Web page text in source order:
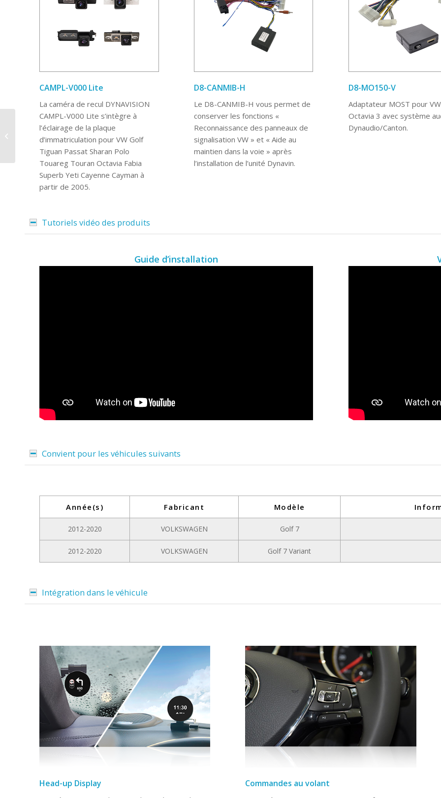
CAMPL-V000 Lite
La caméra de recul DYNAVISION
CAMPL-V000 Lite s’intègre à
l’éclairage de la plaque
d’immatriculation pour VW Golf
Tiguan Passat Sharan Polo
Touareg Touran Octavia Fabia
Superb Yeti Cayenne Cayman à
partir de 2005.
D8-CANMIB-H
Le D8-CANMIB-H vous permet de
conserver les fonctions «
Reconnaissance des panneaux de
signalisation VW » et « Aide au
maintien dans la voie » après
l’installation de l’unité Dynavin.
D8-MO150-V
Adaptateur MOST pour
Octavia 3 avec système
Dynaudio/Canton.
Tutoriels vidéo des produits
Guide d’installation
Convient pour les véhicules suivants
Année(s) Fabricant Modèle
2012-2020 VOLKSWAGEN Golf 7
2012-2020 VOLKSWAGEN Golf 7 Variant
Intégration dans le véhicule
Head-up Display Commandes au volant
Autoradio Android 10,1
pouces pour VW